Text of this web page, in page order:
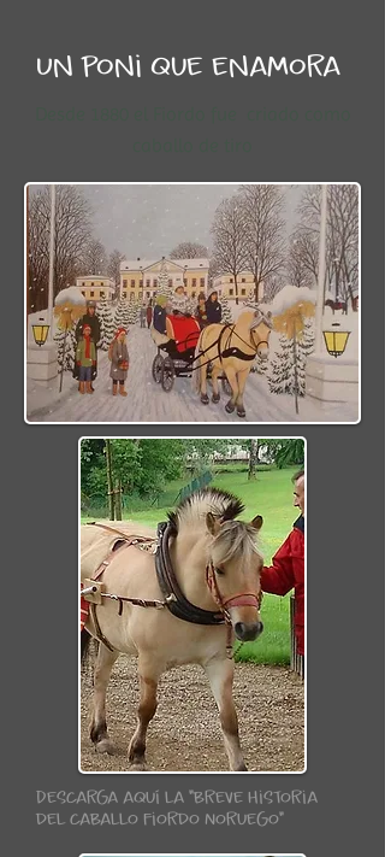
Un poni que enamora
Descarga aquí la "breve Historia
del caballo fiordo Noruego"